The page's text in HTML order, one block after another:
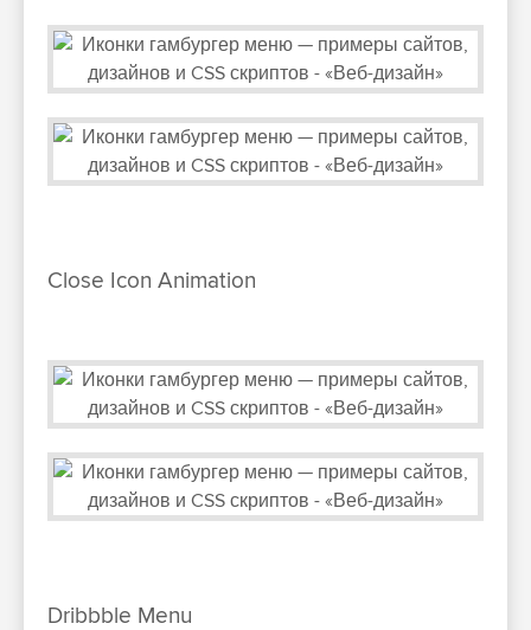
Close Icon Animation
Dribbble Menu